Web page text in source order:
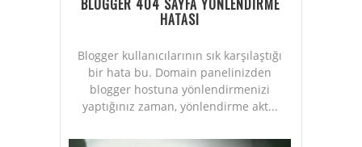
BLOGGER 404 SAYFA YÖNLENDİRME
HATASI
Blogger kullanıcılarının sık karşılaştığı
bir hata bu. Domain panelinizden
blogger hostuna yönlendirmenizi
yaptığınız zaman, yönlendirme akt...